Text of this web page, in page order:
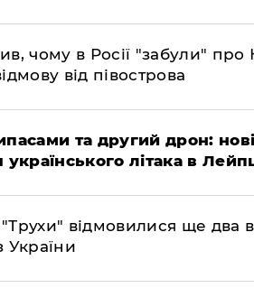
чому в Росії "забули"
від півострова
та другий дрон:
українського літака в
"Трухи" відмовилися ще два
України